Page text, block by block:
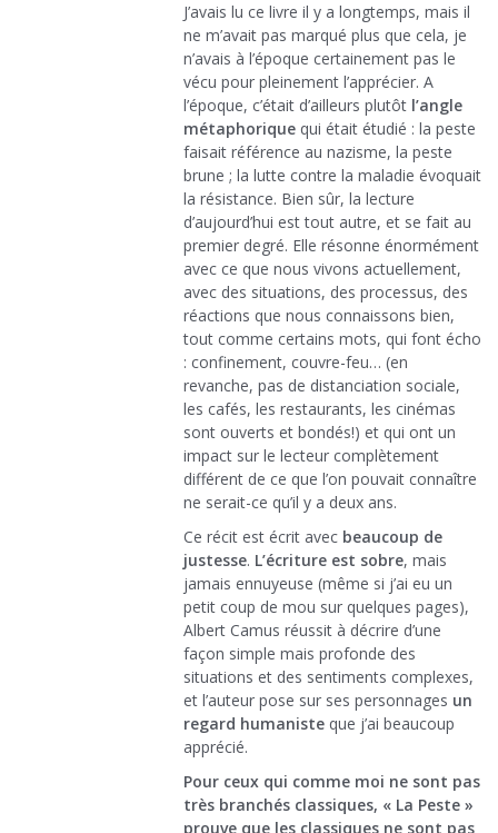
J’avais lu ce livre il y a longtemps, mais il
ne m’avait pas marqué plus que cela, je
n’avais à l’époque certainement pas le
vécu pour pleinement l’apprécier. A
l’époque, c’était d’ailleurs plutôt l’angle
métaphorique qui était étudié : la peste
faisait référence au nazisme, la peste
brune ; la lutte contre la maladie évoquait
la résistance. Bien sûr, la lecture
d’aujourd’hui est tout autre, et se fait au
premier degré. Elle résonne énormément
avec ce que nous vivons actuellement,
avec des situations, des processus, des
réactions que nous connaissons bien,
tout comme certains mots, qui font écho
: confinement, couvre-feu… (en
revanche, pas de distanciation sociale,
les cafés, les restaurants, les cinémas
sont ouverts et bondés!) et qui ont un
impact sur le lecteur complètement
différent de ce que l’on pouvait connaître
ne serait-ce qu’il y a deux ans.
Ce récit est écrit avec beaucoup de
justesse. L’écriture est sobre, mais
jamais ennuyeuse (même si j’ai eu un
petit coup de mou sur quelques pages),
Albert Camus réussit à décrire d’une
façon simple mais profonde des
situations et des sentiments complexes,
et l’auteur pose sur ses personnages un
regard humaniste que j’ai beaucoup
apprécié.
Pour ceux qui comme moi ne sont pas
très branchés classiques, « La Peste »
prouve que les classiques ne sont pas